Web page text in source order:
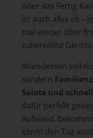
oder das Fertig-
ist auch alles ok –
mal wieder über
zubereitete
Abendessen soll
sondern
Salate und
dafür perfekt
Aufwand,
könnt den Tag